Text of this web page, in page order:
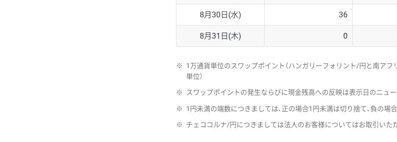
8月30日(水) 36
8月31日(木) 0
※
1万通貨単位のスワップポイント（ハンガリーフォリント/円と南ア
単位）
※ スワップポイントの発生ならびに現金残高への反映は表示日のニュ
※ 1円未満の端数につきましては、正の場合1円未満は切り捨て、負の場
※ チェココルナ/円につきましては法人のお客様についてはお取引いた